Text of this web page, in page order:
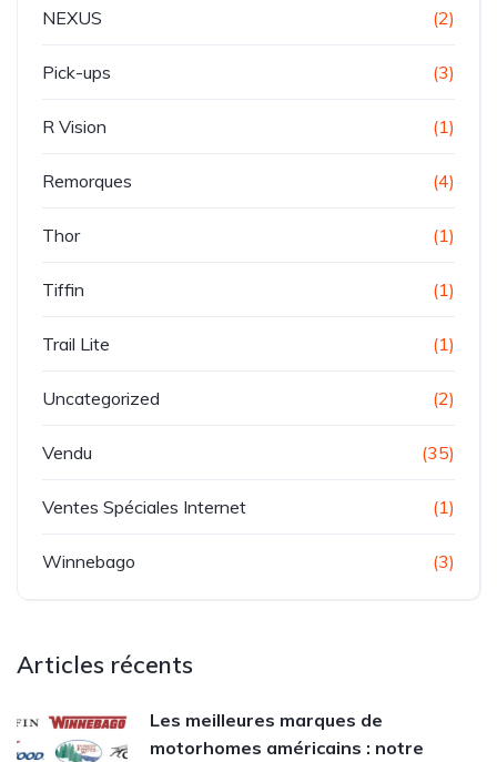
NEXUS (2)
Pick-ups (3)
R Vision (1)
Remorques (4)
Thor (1)
Tiffin (1)
Trail Lite (1)
Uncategorized (2)
Vendu (35)
Ventes Spéciales Internet (1)
Winnebago (3)
Articles récents
Les meilleures marques de
motorhomes américains : notre